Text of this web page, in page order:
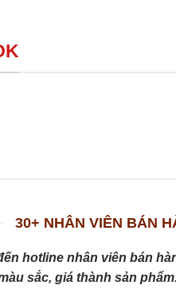
30+ NHÂN VIÊN BÁN
hotline nhân viên bán
sắc, giá thành sản